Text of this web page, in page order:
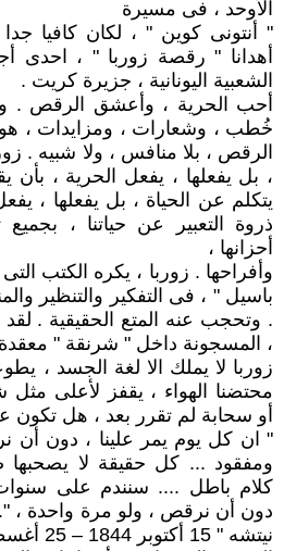
الأوحد ، فى مسيرة
" أنتونى كوين " ، لكان كافيا جدا
أهدانا " رقصة زوربا " ، احدى
الشعبية اليونانية ، جزيرة كريت .
أحب الحرية ، وأعشق الرقص .
خُطب ، وشعارات ، ومزايدات ،
الرقص ، بلا منافس ، ولا شبيه .
، بل يفعلها ، يفعل الحرية ، بأن
يتكلم عن الحياة ، بل يفعلها ،
ذروة التعبير عن حياتنا ، بجميع
أحزانها ،
وأفراحها . زوربا ، يكره الكتب
باسيل " ، فى التفكير والتنظير
. وتحجب عنه المتع الحقيقية .
، المسجونة داخل " شرنقة "
زوربا لا يملك الا لغة الجسد ،
محتضنا الهواء ، يقفز لأعلى
أو سحابة لم تقرر بعد ، هل تكون
" ان كل يوم يمر علينا ، دون أن
ومفقود ... كل حقيقة لا
كلام باطل .... سنندم على سنوات
دون أن نرقص ، ولو مرة واحدة ،